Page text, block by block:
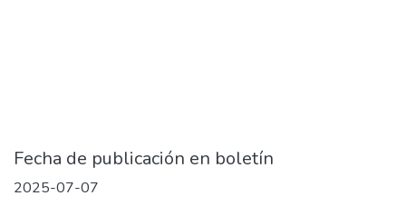
Fecha de publicación en boletín
2025-07-07